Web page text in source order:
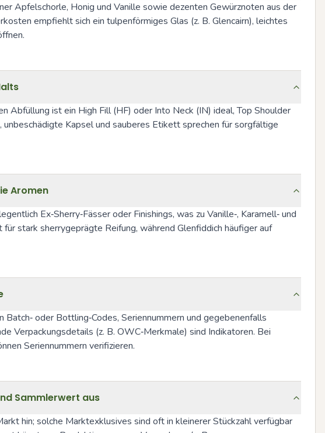
Apfelschorle, Honig und Vanille sowie dezenten Gewürznoten aus der
empfiehlt sich ein tulpenförmiges Glas (z. B. Glencairn), leichtes
Abfüllung ist ein High Fill (HF) oder Into Neck (IN) ideal, Top Shoulder
Kapsel und sauberes Etikett sprechen für sorgfältige
Aromen
Ex‑Sherry‑Fässer oder Finishings, was zu Vanille‑, Karamell‑ und
stark sherrygeprägte Reifung, während Glenfiddich häufiger auf
oder Bottling‑Codes, Seriennummern und gegebenenfalls
Verpackungsdetails (z. B. OWC‑Merkmale) sind Indikatoren. Bei
Seriennummern verifizieren.
Sammlerwert aus
hin; solche Marktexklusives sind oft in kleinerer Stückzahl verfügbar